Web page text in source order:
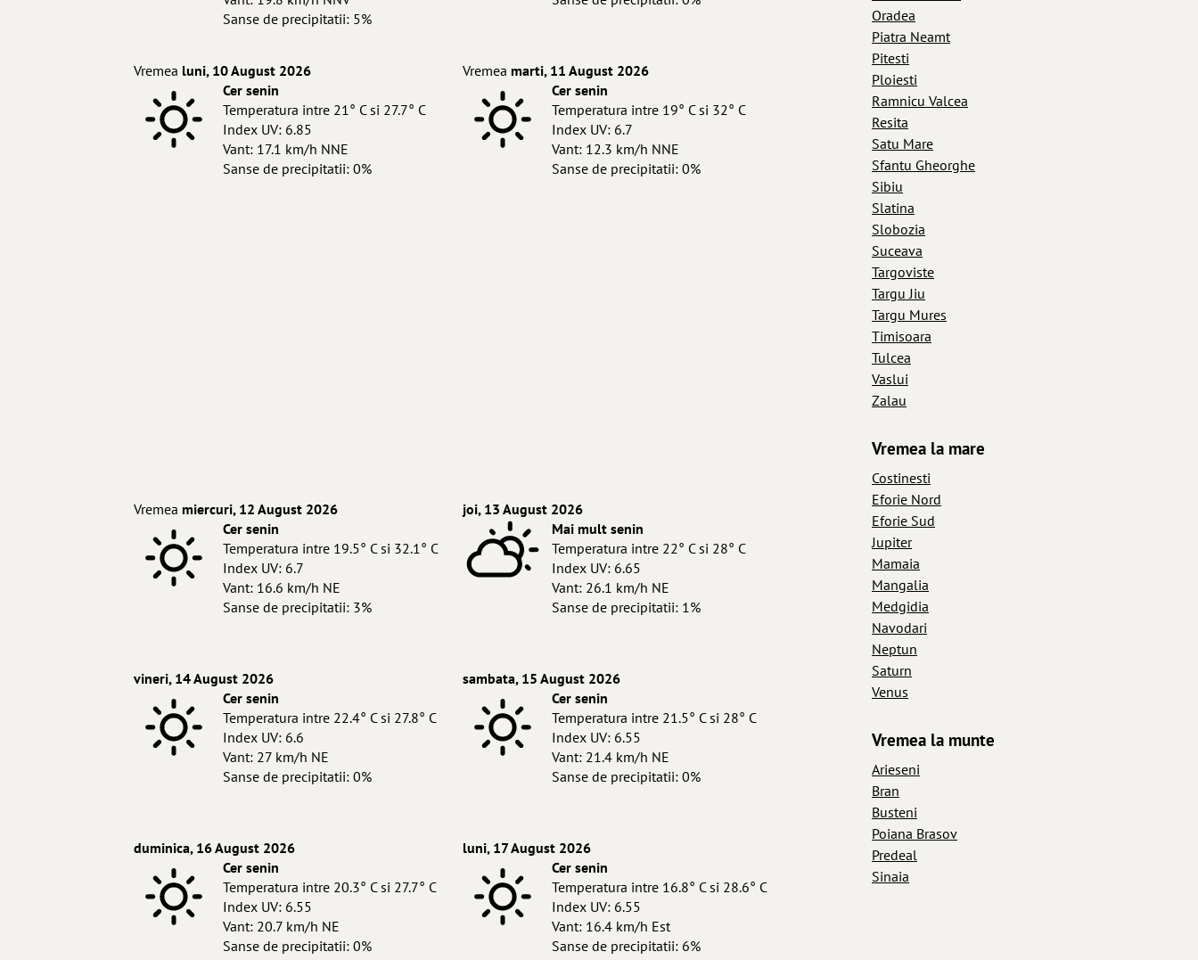
Sanse de precipitatii: 5%
Vremea luni, 10 August 2026
Cer senin
Temperatura intre 21° C si 27.7° C
Index UV: 6.85
Vant: 17.1 km/h NNE
Sanse de precipitatii: 0%
Vremea marti, 11 August 2026
Cer senin
Temperatura intre 19° C si 32° C
Index UV: 6.7
Vant: 12.3 km/h NNE
Sanse de precipitatii: 0%
Vremea miercuri, 12 August 2026
Cer senin
Temperatura intre 19.5° C si 32.1° C
Index UV: 6.7
Vant: 16.6 km/h NE
Sanse de precipitatii: 3%
joi, 13 August 2026
Mai mult senin
Temperatura intre 22° C si 28° C
Index UV: 6.65
Vant: 26.1 km/h NE
Sanse de precipitatii: 1%
vineri, 14 August 2026
Cer senin
Temperatura intre 22.4° C si 27.8° C
Index UV: 6.6
Vant: 27 km/h NE
Sanse de precipitatii: 0%
sambata, 15 August 2026
Cer senin
Temperatura intre 21.5° C si 28° C
Index UV: 6.55
Vant: 21.4 km/h NE
Sanse de precipitatii: 0%
duminica, 16 August 2026
Cer senin
Temperatura intre 20.3° C si 27.7° C
Index UV: 6.55
Vant: 20.7 km/h NE
Sanse de precipitatii: 0%
luni, 17 August 2026
Cer senin
Temperatura intre 16.8° C si 28.6° C
Index UV: 6.55
Vant: 16.4 km/h Est
Sanse de precipitatii: 6%
Oradea
Piatra Neamt
Pitesti
Ploiesti
Ramnicu Valcea
Resita
Satu Mare
Sfantu Gheorghe
Sibiu
Slatina
Slobozia
Suceava
Targoviste
Targu Jiu
Targu Mures
Timisoara
Tulcea
Vaslui
Zalau
Vremea la mare
Costinesti
Eforie Nord
Eforie Sud
Jupiter
Mamaia
Mangalia
Medgidia
Navodari
Neptun
Saturn
Venus
Vremea la munte
Arieseni
Bran
Busteni
Poiana Brasov
Predeal
Sinaia